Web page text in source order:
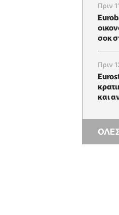
Πριν
σοκ
Πριν
και